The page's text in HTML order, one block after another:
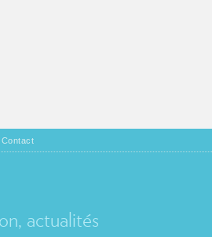
Contact
actualités